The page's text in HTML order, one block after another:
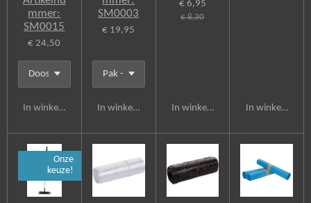
mmer:
SM0015
€ 24,50
In winkelwagen
SM0003
€ 19,95
In winkelwagen
€ 6,95
€ 8,30
In winkelwagen In winkelwagen
Onze
keuze!